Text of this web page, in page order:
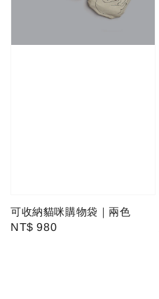
可收納貓咪購物袋｜兩色
Regular
NT$ 980